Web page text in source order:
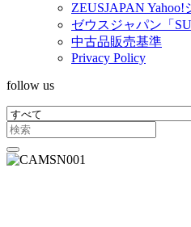
ZEUSJAPAN
ゼウスジャパン「
中古品販売基準
Privacy Policy
follow us